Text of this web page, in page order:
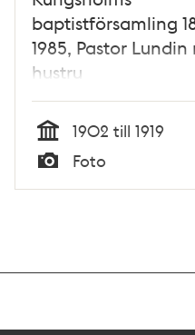
baptistförsamling
1985, Pastor Lundin
hustru
Tid
1902 till 1919
Foto